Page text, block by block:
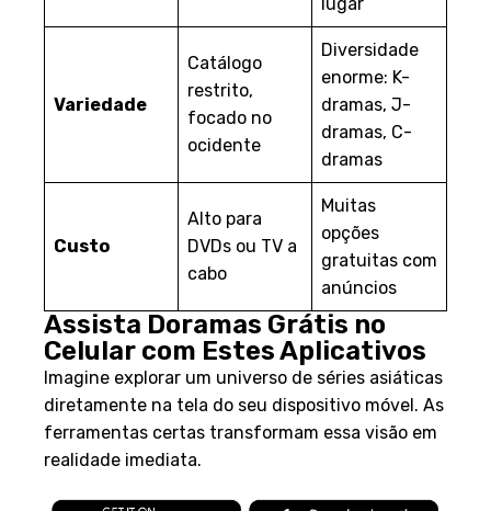
Variedade
Catálogo
restrito,
focado no
ocidente
Diversidade
enorme: K-
dramas, J-
dramas, C-
dramas
Custo
Alto para
DVDs ou TV a
cabo
Muitas
opções
gratuitas com
anúncios
Assista Doramas Grátis no
Celular com Estes Aplicativos
Imagine explorar um universo de séries asiáticas
diretamente na tela do seu dispositivo móvel. As
ferramentas certas transformam essa visão em
realidade imediata.